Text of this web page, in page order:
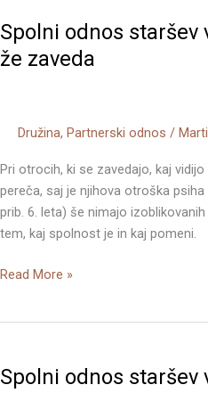
Spolni odnos staršev
že zaveda
Družina, Partnerski odnos /
Pri otrocih, ki se zavedajo, kaj
pereča, saj je njihova otroška
prib. 6. leta) še nimajo
tem, kaj spolnost je in kaj pomeni.
staršev
vpričo
Read More »
Spolni odnos staršev
staršev